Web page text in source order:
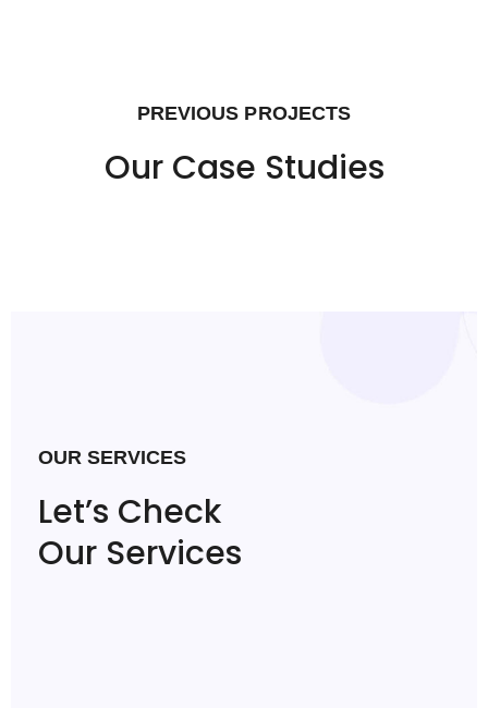
PREVIOUS PROJECTS
Our Case Studies
OUR SERVICES
Let’s Check
Our Services